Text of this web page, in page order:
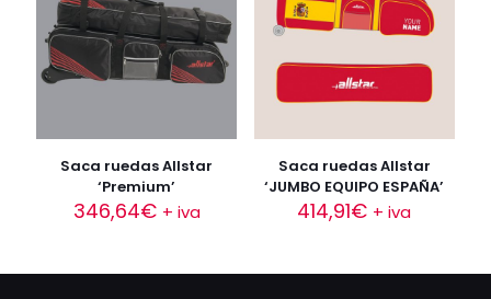
Saca ruedas Allstar
‘Premium’
346,64€ + iva
Saca ruedas Allstar
‘JUMBO EQUIPO ESPAÑA’
414,91€ + iva